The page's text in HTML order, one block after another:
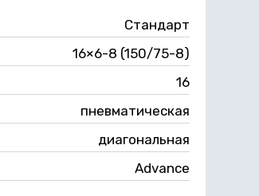
Стандарт
16×6-8 (150/75-8)
16
пневматическая
диагональная
Advance